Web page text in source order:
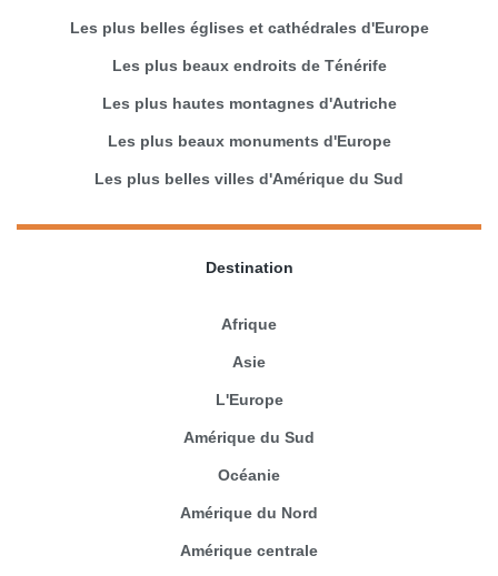
Les plus belles églises et cathédrales d'Europe
Les plus beaux endroits de Ténérife
Les plus hautes montagnes d'Autriche
Les plus beaux monuments d'Europe
Les plus belles villes d'Amérique du Sud
Destination
Afrique
Asie
L'Europe
Amérique du Sud
Océanie
Amérique du Nord
Amérique centrale